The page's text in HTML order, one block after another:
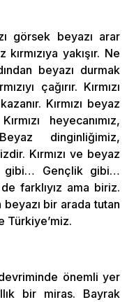
görsek beyazı arar
yakışır. Ne
beyazı durmak
çağırır. Kırmızı
Kırmızı beyaz
heyecanımız,
dinginliğimiz,
Kırmızı ve beyaz
gibi… Gençlik gibi…
farklıyız ama biriz.
beyazı bir arada tutan
Türkiye’miz.
önemli yer
bir miras. Bayrak